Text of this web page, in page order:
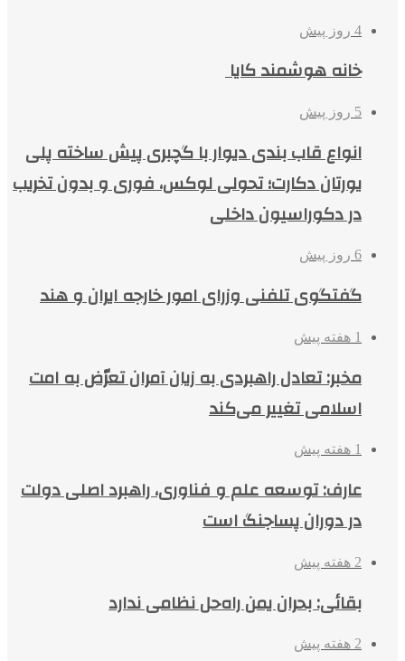
4 روز پیش
خانه هوشمند کایا
5 روز پیش
انواع قاب بندی دیوار با گچبری پیش ساخته پلی
یورتان دکارت؛ تحولی لوکس، فوری و بدون تخریب
در دکوراسیون داخلی
6 روز پیش
گفتگوی تلفنی وزرای امور خارجه ایران و هند
1 هفته پیش
مخبر: تعادل راهبردی به زیان آمران تعرّض به امت
اسلامی تغییر می‌کند
1 هفته پیش
عارف: توسعه علم و فناوری، راهبرد اصلی دولت
در دوران پساجنگ است
2 هفته پیش
بقائی: بحران یمن راه‌حل نظامی ندارد
2 هفته پیش